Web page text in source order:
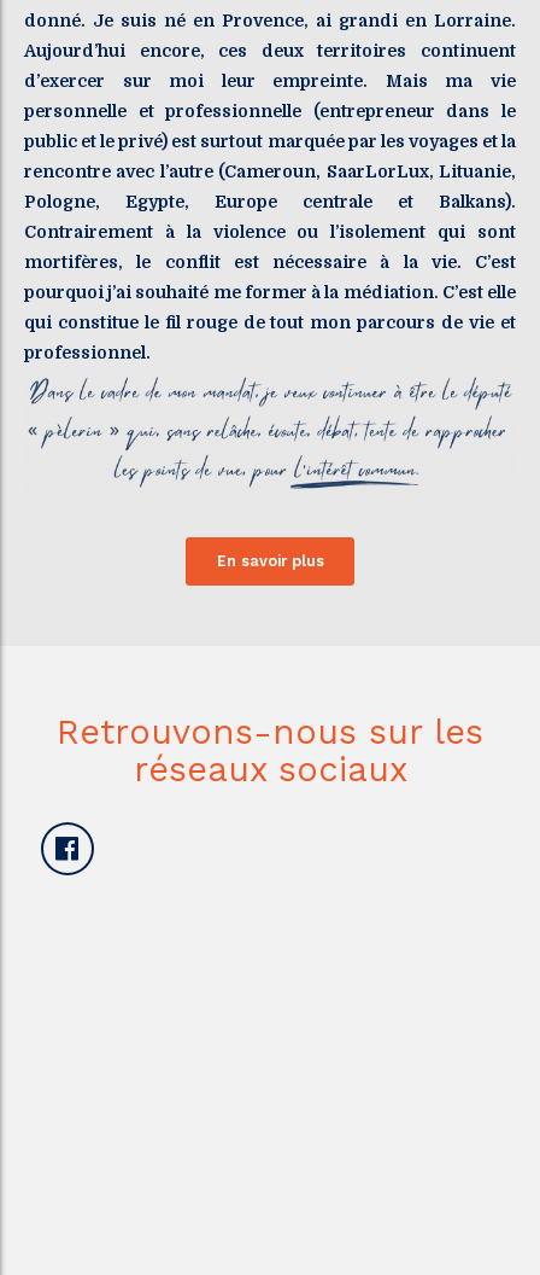
donné. Je suis né en Provence, ai grandi en Lorraine.
Aujourd’hui encore, ces deux territoires continuent
d’exercer sur moi leur empreinte. Mais ma vie
personnelle et professionnelle (entrepreneur dans le
public et le privé) est surtout marquée par les voyages et la
rencontre avec l’autre (Cameroun, SaarLorLux, Lituanie,
Pologne, Egypte, Europe centrale et Balkans).
Contrairement à la violence ou l’isolement qui sont
mortifères, le conflit est nécessaire à la vie. C’est
pourquoi j’ai souhaité me former à la médiation. C’est elle
qui constitue le fil rouge de tout mon parcours de vie et
professionnel.
En savoir plus
Retrouvons-nous sur les
réseaux sociaux